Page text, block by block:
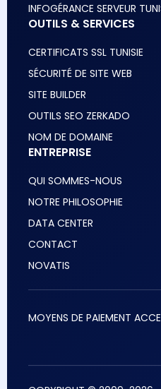
INFOGÉRANCE SERVEUR
OUTILS & SERVICES
CERTIFICATS SSL TUNISIE
SÉCURITÉ DE SITE WEB
SITE BUILDER
OUTILS SEO ZERKADO
NOM DE DOMAINE
ENTREPRISE
QUI SOMMES-NOUS
NOTRE PHILOSOPHIE
DATA CENTER
CONTACT
NOVATIS
MOYENS DE PAIEMENT